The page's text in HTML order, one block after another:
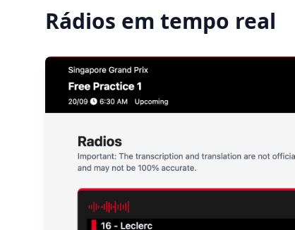
Rádios em tempo real